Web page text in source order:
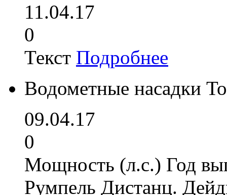
11.04.17
0
Текст Подробнее
Водометные насадки
09.04.17
0
Мощность (л.с.) Год
Румпель Дистанц.